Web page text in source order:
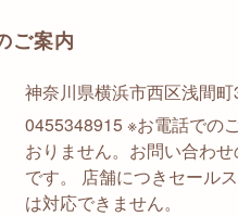
ご案内
神奈川県横浜市西区浅間
0455348915 ※お電話での
おりません。お問い合わ
です。 店舗につきセール
は対応できません。